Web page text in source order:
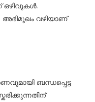
ഒഴിവുകൾ.
അഭിമുഖം വഴിയാണ്
ബന്ധപ്പെട്ട